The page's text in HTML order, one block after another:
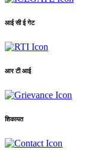
आई सी ई गेट
आर टी आई
शिकायत